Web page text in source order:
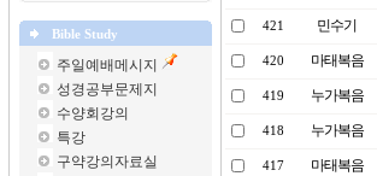
Bible Study
주일예배메시지
성경공부문제지
수양회강의
특강
구약강의자료실
421 민수기
420 마태복음
419 누가복음
418 누가복음
417 마태복음